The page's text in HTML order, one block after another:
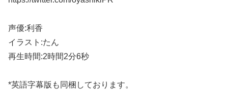
声優:利香
イラスト:たん
再生時間:2時間2分6秒
*英語字幕版も同梱しております。